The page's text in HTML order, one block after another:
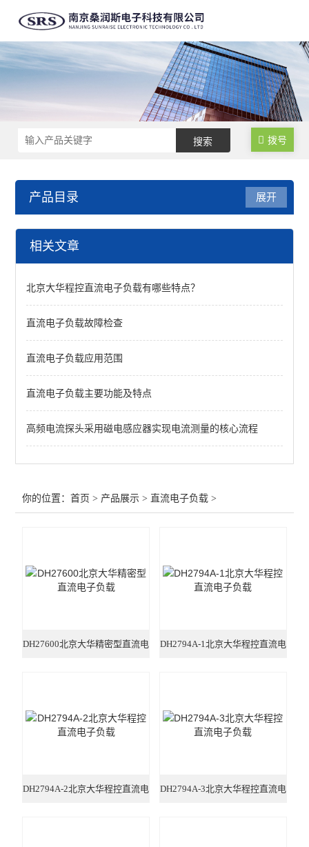
拨号
产品目录
直流电子负载
展开
相关文章
北京大华程控直流电子负载有哪些特点？
直流电子负载故障检查
直流电子负载应用范围
直流电子负载主要功能及特点
高频电流探头采用磁电感应器实现电流测量的核心流程
你的位置：首页 > 产品展示 > 直流电子负载 >
DH27600北京大华精密型直流电 DH2794A-1北京大华程控直流电
DH2794A-2北京大华程控直流电 DH2794A-3北京大华程控直流电